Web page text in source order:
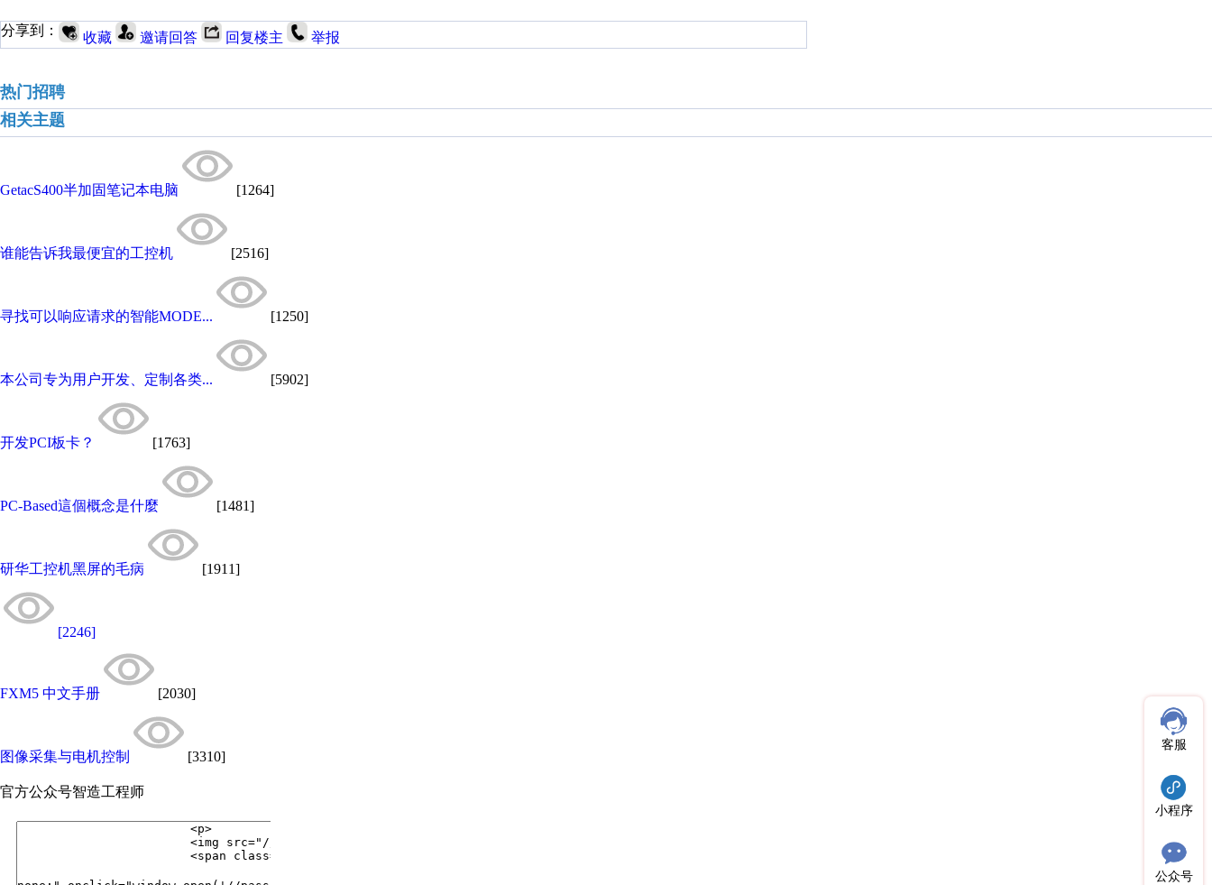
分享到： 收藏 邀请回答 回复楼主 举报
热门招聘
相关主题
GetacS400半加固笔记本电脑 [1264]
谁能告诉我最便宜的工控机 [2516]
寻找可以响应请求的智能MODE... [1250]
本公司专为用户开发、定制各类... [5902]
开发PCI板卡？ [1763]
PC-Based這個概念是什麼 [1481]
研华工控机黑屏的毛病 [1911]
[2246]
FXM5 中文手册 [2030]
图像采集与电机控制 [3310]
官方公众号智造工程师
客服
小程序
公众号